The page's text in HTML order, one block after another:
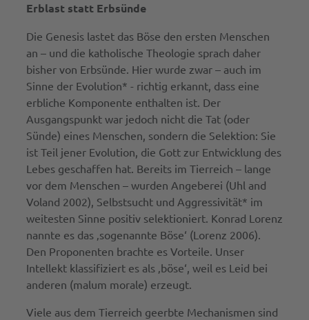
Erblast statt Erbsünde
Die Genesis lastet das Böse den ersten Menschen
an – und die katholische Theologie sprach daher
bisher von Erbsünde. Hier wurde zwar – auch im
Sinne der Evolution* - richtig erkannt, dass eine
erbliche Komponente enthalten ist. Der
Ausgangspunkt war jedoch nicht die Tat (oder
Sünde) eines Menschen, sondern die Selektion: Sie
ist Teil jener Evolution, die Gott zur Entwicklung des
Lebes geschaffen hat. Bereits im Tierreich – lange
vor dem Menschen – wurden Angeberei (Uhl and
Voland 2002), Selbstsucht und Aggressivität* im
weitesten Sinne positiv selektioniert. Konrad Lorenz
nannte es das ‚sogenannte Böse‘ (Lorenz 2006).
Den Proponenten brachte es Vorteile. Unser
Intellekt klassifiziert es als ‚böse‘, weil es Leid bei
anderen (malum morale) erzeugt.
Viele aus dem Tierreich geerbte Mechanismen sind